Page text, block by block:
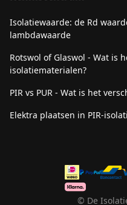
Isolatiewaarde: de Rd
lambdawaarde
Rotswol of Glaswol - Wat is
isolatiematerialen?
PIR vs PUR - Wat is het
Elektra plaatsen in PIR-
© De